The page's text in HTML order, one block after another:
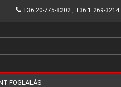
+36 20-775-8202 , +36 1 269-3214
FOGLALÁS